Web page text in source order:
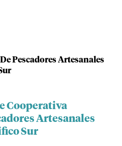
Pescadores Artesanales
Cooperativa
Artesanales
Sur